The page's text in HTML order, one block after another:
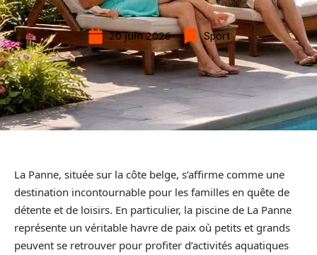
20 juin 2026 Sport
La Panne, située sur la côte belge, s’affirme comme une
destination incontournable pour les familles en quête de
détente et de loisirs. En particulier, la piscine de La Panne
représente un véritable havre de paix où petits et grands
peuvent se retrouver pour profiter d’activités aquatiques